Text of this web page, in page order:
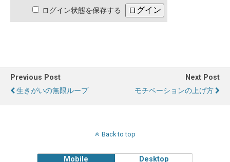
ログイン状態を保存する
Previous Post
生きがいの無限ループ
Next Post
モチベーションの上げ方
Back to top
Mobile Desktop